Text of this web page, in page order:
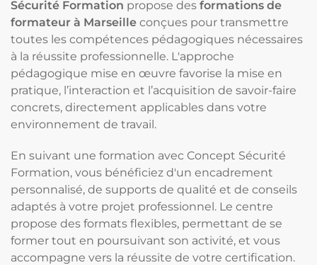
Sécurité Formation propose des formations de
formateur à Marseille conçues pour transmettre
toutes les compétences pédagogiques nécessaires
à la réussite professionnelle. L'approche
pédagogique mise en œuvre favorise la mise en
pratique, l’interaction et l’acquisition de savoir-faire
concrets, directement applicables dans votre
environnement de travail.
En suivant une formation avec Concept Sécurité
Formation, vous bénéficiez d'un encadrement
personnalisé, de supports de qualité et de conseils
adaptés à votre projet professionnel. Le centre
propose des formats flexibles, permettant de se
former tout en poursuivant son activité, et vous
accompagne vers la réussite de votre certification.